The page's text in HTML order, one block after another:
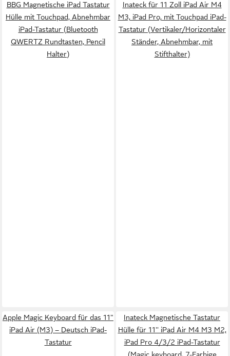
BBG Magnetische iPad Tastatur
Hülle mit Touchpad, Abnehmbar
iPad-Tastatur (Bluetooth
QWERTZ Rundtasten, Pencil
Halter)
Inateck für 11 Zoll iPad Air M4
M3, iPad Pro, mit Touchpad iPad-
Tastatur (Vertikaler/Horizontaler
Ständer, Abnehmbar, mit
Stifthalter)
Apple Magic Keyboard für das 11"
iPad Air (M3) – Deutsch iPad-
Tastatur
Inateck Magnetische Tastatur
Hülle für 11'' iPad Air M4 M3 M2,
iPad Pro 4/3/2 iPad-Tastatur